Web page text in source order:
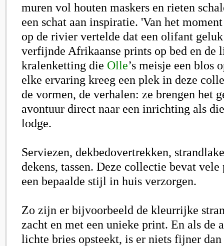
muren vol houten maskers en rieten
een schat aan inspiratie. 'Van het
op de rivier vertelde dat een olifant
verfijnde Afrikaanse prints op bed en de
kralenketting die Olle’s meisje een blos
elke ervaring kreeg een plek in deze
de vormen, de verhalen: ze brengen het
avontuur direct naar een inrichting als
lodge.
Serviezen, dekbedovertrekken,
dekens, tassen. Deze collectie bevat
een bepaalde stijl in huis verzorgen.
Zo zijn er bijvoorbeeld de kleurrijke
zacht en met een unieke print. En als de
lichte bries opsteekt, is er niets fijner